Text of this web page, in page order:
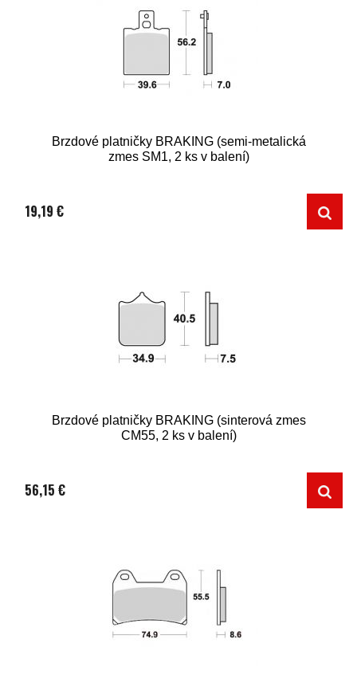
Brzdové platničky BRAKING (semi-metalická
zmes SM1, 2 ks v balení)
19,19 €
Brzdové platničky BRAKING (sinterová zmes
CM55, 2 ks v balení)
56,15 €